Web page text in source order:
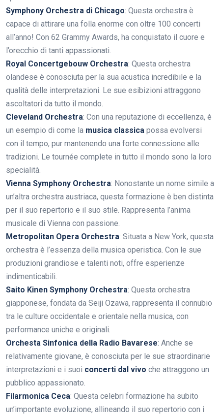
Symphony Orchestra di Chicago: Questa orchestra è
capace di attirare una folla enorme con oltre 100 concerti
all’anno! Con 62 Grammy Awards, ha conquistato il cuore e
l’orecchio di tanti appassionati.
Royal Concertgebouw Orchestra: Questa orchestra
olandese è conosciuta per la sua acustica incredibile e la
qualità delle interpretazioni. Le sue esibizioni attraggono
ascoltatori da tutto il mondo.
Cleveland Orchestra: Con una reputazione di eccellenza, è
un esempio di come la musica classica possa evolversi
con il tempo, pur mantenendo una forte connessione alle
tradizioni. Le tournée complete in tutto il mondo sono la loro
specialità.
Vienna Symphony Orchestra: Nonostante un nome simile a
un’altra orchestra austriaca, questa formazione è ben distinta
per il suo repertorio e il suo stile. Rappresenta l’anima
musicale di Vienna con passione.
Metropolitan Opera Orchestra: Situata a New York, questa
orchestra è l’essenza della musica operistica. Con le sue
produzioni grandiose e talenti noti, offre esperienze
indimenticabili.
Saito Kinen Symphony Orchestra: Questa orchestra
giapponese, fondata da Seiji Ozawa, rappresenta il connubio
tra le culture occidentale e orientale nella musica, con
performance uniche e originali.
Orchesta Sinfonica della Radio Bavarese: Anche se
relativamente giovane, è conosciuta per le sue straordinarie
interpretazioni e i suoi concerti dal vivo che attraggono un
pubblico appassionato.
Filarmonica Ceca: Questa celebri formazione ha subito
un’importante evoluzione, allineando il suo repertorio con i